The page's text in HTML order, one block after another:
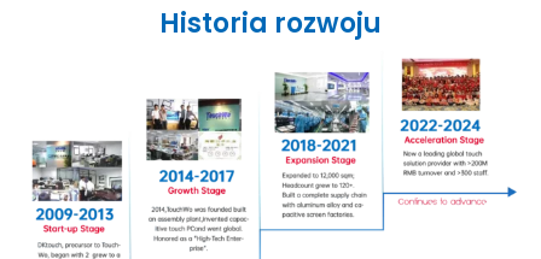
Historia rozwoju